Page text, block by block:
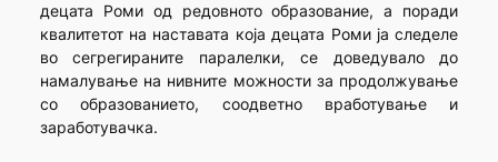
децата Роми од редовното образование, а поради
квалитетот на наставата која децата Роми ја следеле
во сегрегираните паралелки, се доведувало до
намалување на нивните можности за продолжување
со образованието, соодветно вработување и
заработувачка.